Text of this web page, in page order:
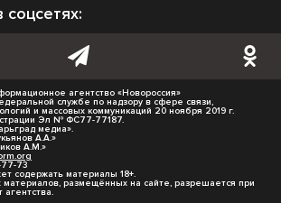
агентство «Новороссия»
службе по надзору в сфере связи,
и массовых коммуникаций 20 ноября 2019 г.
Эл № ФС77-77187.
медиа».
А.А.»
А.М.»
73
содержать материалы 18+.
размещённых на сайте, разрешается при
агентства.